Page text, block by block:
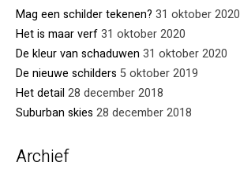
Mag een schilder tekenen? 31 oktober 2020
Het is maar verf31 oktober 2020
De kleur van schaduwen 31 oktober 2020
De nieuwe schilders 5 oktober 2019
Het detail 28 december 2018
Suburban skies 28 december 2018
Archief